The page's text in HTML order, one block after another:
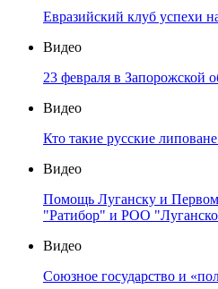
Евразийский клуб успехи
Видео
23 февраля в Запорожской
Видео
Кто такие русские
Видео
Помощь Луганску и
"Ратибор" и РОО
Видео
Союзное государство и